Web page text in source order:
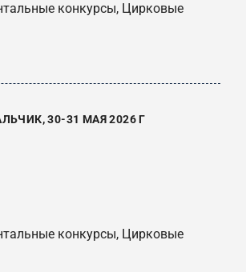
конкурсы, Цирковые
30-31 МАЯ 2026 Г
конкурсы, Цирковые